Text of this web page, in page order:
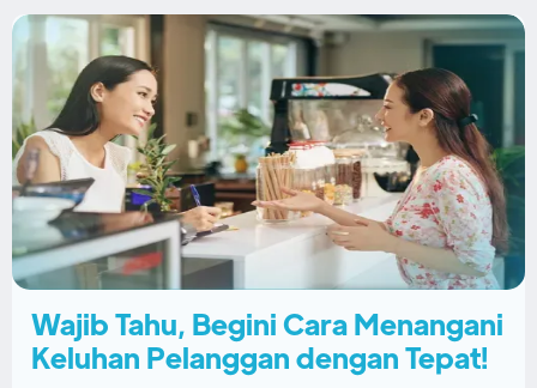
Wajib Tahu, Begini Cara Menangani
Keluhan Pelanggan dengan Tepat!